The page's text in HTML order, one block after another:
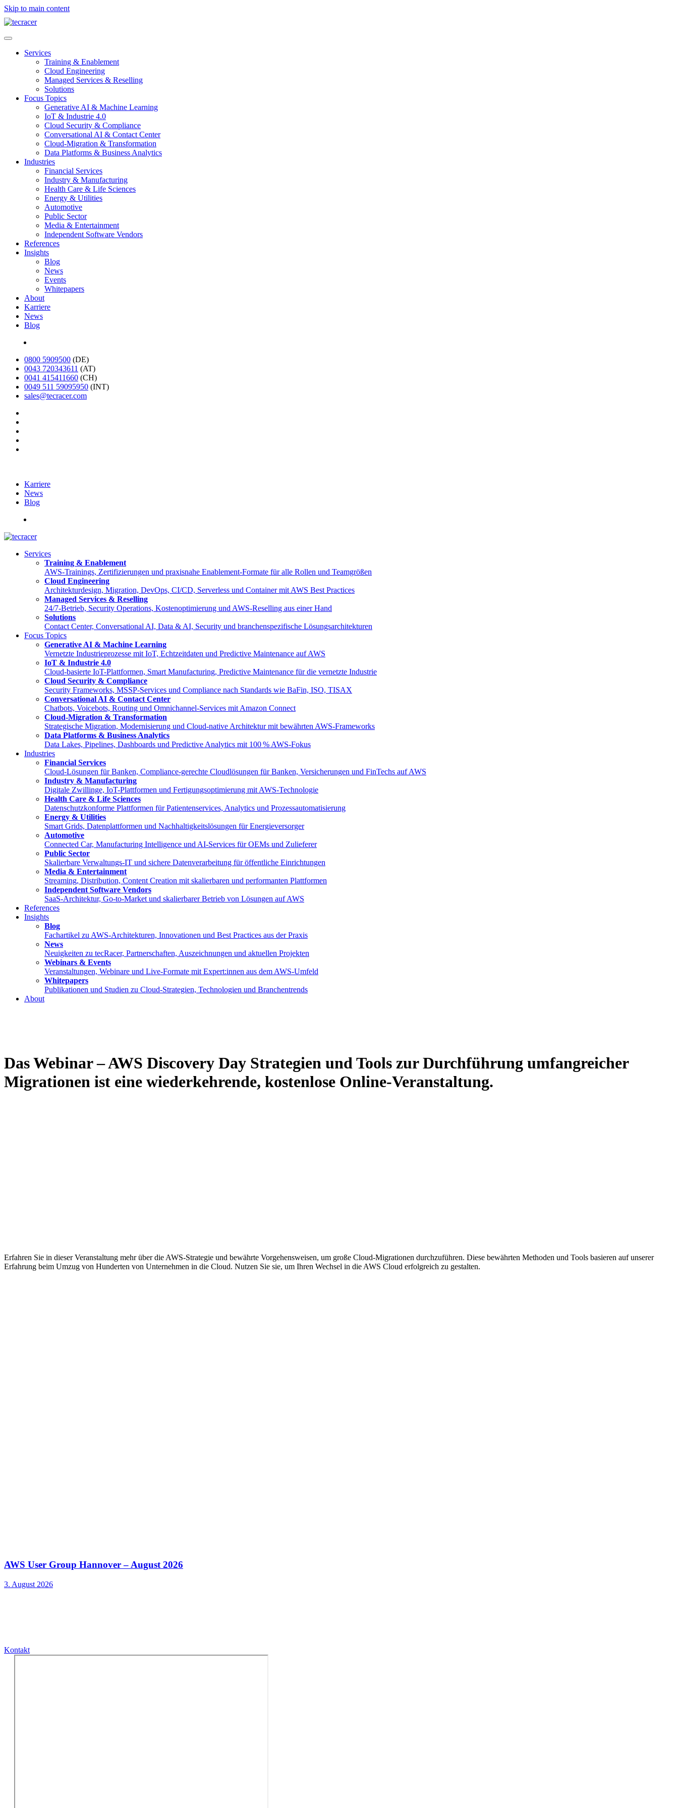
Skip to main content
Services
Training & Enablement
Cloud Engineering
Managed Services & Reselling
Solutions
Focus Topics
Generative AI & Machine Learning
IoT & Industrie 4.0
Cloud Security & Compliance
Conversational AI & Contact Center
Cloud-Migration & Transformation
Data Platforms & Business Analytics
Industries
Financial Services
Industry & Manufacturing
Health Care & Life Sciences
Energy & Utilities
Automotive
Public Sector
Media & Entertainment
Independent Software Vendors
References
Insights
Blog
News
Events
Whitepapers
About
Karriere
News
Blog
0800 5909500 (DE)
0043 720343611 (AT)
0041 415411660 (CH)
0049 511 59095950 (INT)
sales@tecracer.com
Karriere
News
Blog
Services
Training & Enablement
AWS-Trainings, Zertifizierungen und praxisnahe Enablement-Formate für alle Rollen und Teamgrößen
Cloud Engineering
Architekturdesign, Migration, DevOps, CI/CD, Serverless und Container mit AWS Best Practices
Managed Services & Reselling
24/7-Betrieb, Security Operations, Kostenoptimierung und AWS-Reselling aus einer Hand
Solutions
Contact Center, Conversational AI, Data & AI, Security und branchenspezifische Lösungsarchitekturen
Focus Topics
Generative AI & Machine Learning
Vernetzte Industrieprozesse mit IoT, Echtzeitdaten und Predictive Maintenance auf AWS
IoT & Industrie 4.0
Cloud-basierte IoT-Plattformen, Smart Manufacturing, Predictive Maintenance für die vernetzte Industrie
Cloud Security & Compliance
Security Frameworks, MSSP-Services und Compliance nach Standards wie BaFin, ISO, TISAX
Conversational AI & Contact Center
Chatbots, Voicebots, Routing und Omnichannel-Services mit Amazon Connect
Cloud-Migration & Transformation
Strategische Migration, Modernisierung und Cloud-native Architektur mit bewährten AWS-Frameworks
Data Platforms & Business Analytics
Data Lakes, Pipelines, Dashboards und Predictive Analytics mit 100 % AWS-Fokus
Industries
Financial Services
Cloud-Lösungen für Banken, Compliance-gerechte Cloudlösungen für Banken, Versicherungen und FinTechs auf AWS
Industry & Manufacturing
Digitale Zwillinge, IoT-Plattformen und Fertigungsoptimierung mit AWS-Technologie
Health Care & Life Sciences
Datenschutzkonforme Plattformen für Patientenservices, Analytics und Prozessautomatisierung
Energy & Utilities
Smart Grids, Datenplattformen und Nachhaltigkeitslösungen für Energieversorger
Automotive
Connected Car, Manufacturing Intelligence und AI-Services für OEMs und Zulieferer
Public Sector
Skalierbare Verwaltungs-IT und sichere Datenverarbeitung für öffentliche Einrichtungen
Media & Entertainment
Streaming, Distribution, Content Creation mit skalierbaren und performanten Plattformen
Independent Software Vendors
SaaS-Architektur, Go-to-Market und skalierbarer Betrieb von Lösungen auf AWS
References
Insights
Blog
Fachartikel zu AWS-Architekturen, Innovationen und Best Practices aus der Praxis
News
Neuigkeiten zu tecRacer, Partnerschaften, Auszeichnungen und aktuellen Projekten
Webinars & Events
Veranstaltungen, Webinare und Live-Formate mit Expert:innen aus dem AWS-Umfeld
Whitepapers
Publikationen und Studien zu Cloud-Strategien, Technologien und Branchentrends
About
Das Webinar – AWS Discovery Day Strategien und Tools zur Durchführung umfangreicher
Migrationen ist eine wiederkehrende, kostenlose Online-Veranstaltung.
Erfahren Sie in dieser Veranstaltung mehr über die AWS-Strategie und bewährte Vorgehensweisen, um große Cloud-Migrationen durchzuführen. Diese bewährten Methoden und Tools basieren auf unserer
Erfahrung beim Umzug von Hunderten von Unternehmen in die Cloud. Nutzen Sie sie, um Ihren Wechsel in die AWS Cloud erfolgreich zu gestalten.
AWS User Group Hannover – August 2026
3. August 2026
Kontakt